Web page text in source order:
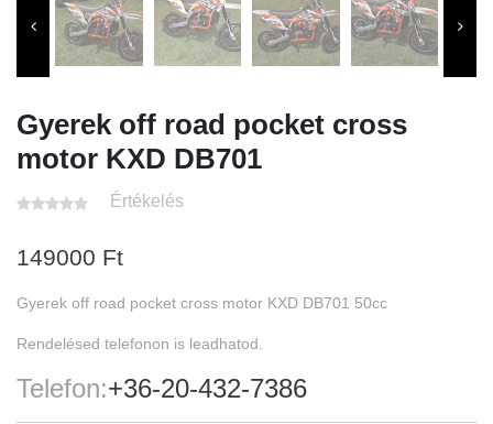
Gyerek off road pocket cross
motor KXD DB701
Értékelés
149000 Ft
Gyerek off road pocket cross motor KXD DB701 50cc
Rendelésed telefonon is leadhatod.
Telefon:+36-20-432-7386